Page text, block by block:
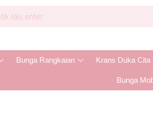
Bunga Rangkaian Krans Duka Cita
Bunga